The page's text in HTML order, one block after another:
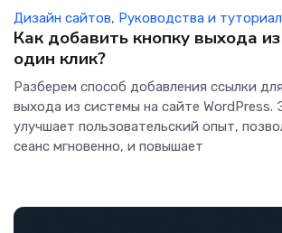
Дизайн сайтов, Руководства и
Как добавить кнопку выхода
один клик?
Разберем способ добавления ссылки
выхода из системы на сайте WordPress.
улучшает пользовательский опыт,
сеанс мгновенно, и повышает